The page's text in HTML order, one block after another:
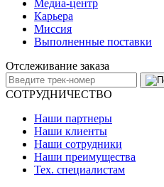
Медиа-центр
Карьера
Миссия
Выполненные поставки
Отслеживание заказа
СОТРУДНИЧЕСТВО
Наши партнеры
Наши клиенты
Наши сотрудники
Наши преимущества
Тех. специалистам